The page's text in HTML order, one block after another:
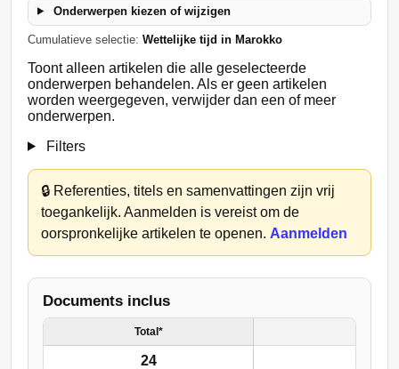
Onderwerpen kiezen of wijzigen
Cumulatieve selectie: Wettelijke tijd in Marokko
Toont alleen artikelen die alle geselecteerde
onderwerpen behandelen. Als er geen artikelen
worden weergegeven, verwijder dan een of meer
onderwerpen.
Filters
🔒 Referenties, titels en samenvattingen zijn vrij
toegankelijk. Aanmelden is vereist om de
oorspronkelijke artikelen te openen. Aanmelden
Documents inclus
Total*
24